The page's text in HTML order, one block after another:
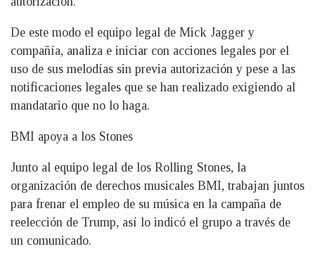
De este modo el equipo legal de Mick Jagger y
compañía, analiza e iniciar con acciones legales por el
uso de sus melodías sin previa autorización y pese a las
notificaciones legales que se han realizado exigiendo al
mandatario que no lo haga.
BMI apoya a los Stones
Junto al equipo legal de los Rolling Stones, la
organización de derechos musicales BMI, trabajan juntos
para frenar el empleo de su música en la campaña de
reelección de Trump, así lo indicó el grupo a través de
un comunicado.